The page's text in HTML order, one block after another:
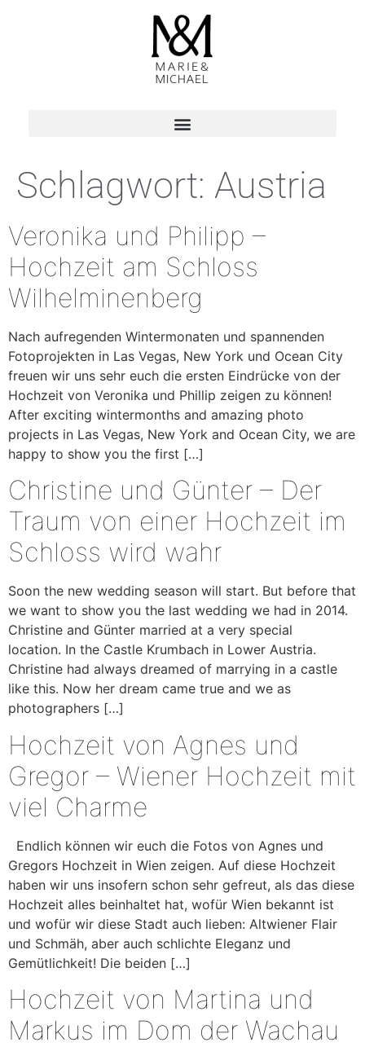
Schlagwort: Austria
Veronika und Philipp –
Hochzeit am Schloss
Wilhelminenberg
Nach aufregenden Wintermonaten und spannenden
Fotoprojekten in Las Vegas, New York und Ocean City
freuen wir uns sehr euch die ersten Eindrücke von der
Hochzeit von Veronika und Phillip zeigen zu können!
After exciting wintermonths and amazing photo
projects in Las Vegas, New York and Ocean City, we are
happy to show you the first […]
Christine und Günter – Der
Traum von einer Hochzeit im
Schloss wird wahr
Soon the new wedding season will start. But before that
we want to show you the last wedding we had in 2014.
Christine and Günter married at a very special
location. In the Castle Krumbach in Lower Austria.
Christine had always dreamed of marrying in a castle
like this. Now her dream came true and we as
photographers […]
Hochzeit von Agnes und
Gregor – Wiener Hochzeit mit
viel Charme
Endlich können wir euch die Fotos von Agnes und
Gregors Hochzeit in Wien zeigen. Auf diese Hochzeit
haben wir uns insofern schon sehr gefreut, als das diese
Hochzeit alles beinhaltet hat, wofür Wien bekannt ist
und wofür wir diese Stadt auch lieben: Altwiener Flair
und Schmäh, aber auch schlichte Eleganz und
Gemütlichkeit! Die beiden […]
Hochzeit von Martina und
Markus im Dom der Wachau